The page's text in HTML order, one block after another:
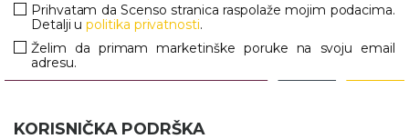
Prihvatam da Scenso stranica raspolaže mojim podacima.
Detalji upolitika privatnosti.
Želim da primam marketinške poruke na svoju email
adresu.
KORISNIČKA PODRŠKA